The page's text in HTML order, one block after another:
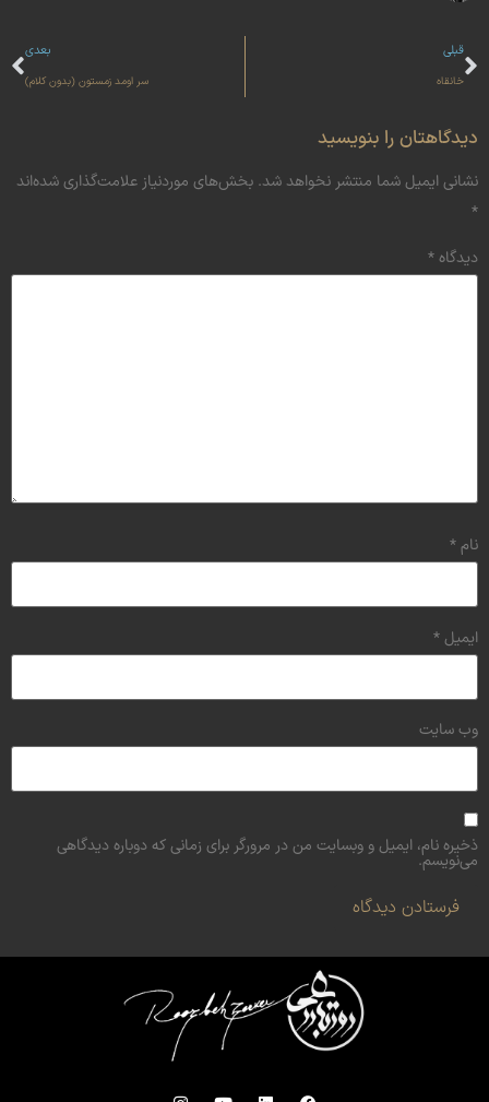
قبلی
خانقاه
بعدی
سر اومد زمستون (بدون کلام)
دیدگاهتان را بنویسید
نشانی ایمیل شما منتشر نخواهد شد. بخش‌های موردنیاز علامت‌گذاری شده‌اند
*
دیدگاه*
نام*
ایمیل*
وب‌ سایت
ذخیره نام، ایمیل و وبسایت من در مرورگر برای زمانی که دوباره دیدگاهی
می‌نویسم.